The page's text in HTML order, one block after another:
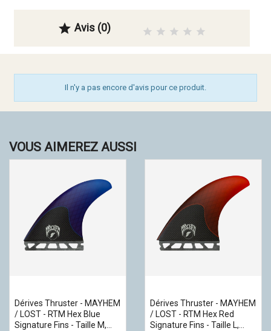
 Avis (0)
Il n'y a pas encore d'avis pour ce produit.
VOUS AIMEREZ AUSSI
Dérives Thruster - MAYHEM
/ LOST - RTM Hex Blue
Signature Fins - Taille M,
Dérives Thruster - MAYHEM
/ LOST - RTM Hex Red
Signature Fins - Taille L,